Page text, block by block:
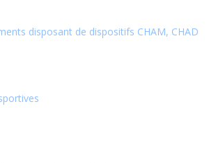
disposant de dispositifs CHAM, CHAD